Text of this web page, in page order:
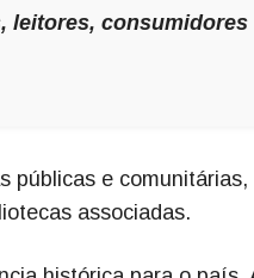
leitores, consumidores
públicas e comunitárias,
associadas.